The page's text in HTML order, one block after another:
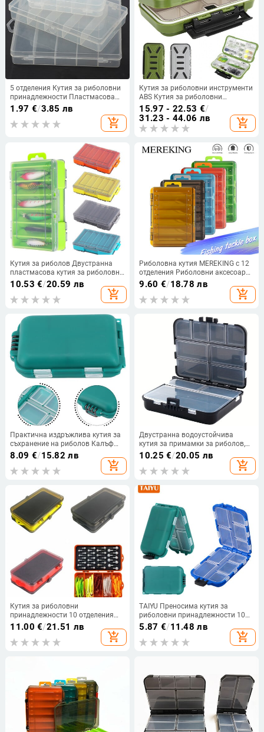
5 отделения Кутия за риболовни
принадлежности Пластмасова
водоустойчива риболовна
екипировка Мека кука за
примамка за риба Калъф за
съхранение на стръв Органайзер
1.97 €/3.85 лв
add_shopping_cart
Кутия за риболовни инструменти
ABS Кутия за риболовни
принадлежности Куки за рибна
стръв Примамка Калъф за
съхранение Органайзер
Контейнер Водоустойчиви
15.97 - 22.53 €/
31.23 - 44.06 лв
add_shopping_cart
Кутия за риболов Двустранна
пластмасова кутия за риболовни
принадлежности U-образна 6
отделения Кука за примамка
Многофункционални кутии за
10.53 €/20.59 лв
add_shopping_cart
Риболовна кутия MEREKING с 12
отделения Риболовни аксесоари
Кутии за куки за примамки
Двустранна кутия за риболовни
принадлежности с висока якост
9.60 €/18.78 лв
add_shopping_cart
Практична издръжлива кутия за
съхранение на риболов Калъф
Отделения Контейнер Хобита
Органайзер Приспособления
Водоустойчив 9,9*6,5*3 см
8.09 €/15.82 лв
add_shopping_cart
Двустранна водоустойчива
кутия за примамки за риболов,
многофункционална кутия за
съхранение на аксесоари за
риболов Риболовни
10.25 €/20.05 лв
add_shopping_cart
Кутия за риболовни
принадлежности 10 отделения
Риболовни аксесоари Калъф за
съхранение на куки за примамки
Двустранни кутии за риболовни
11.00 €/21.51 лв
add_shopping_cart
TAIYU Преносима кутия за
риболовни принадлежности 10
отделения Мини калъф за
съхранение Аксесоари за
шаранска риболовна кука
5.87 €/11.48 лв
add_shopping_cart